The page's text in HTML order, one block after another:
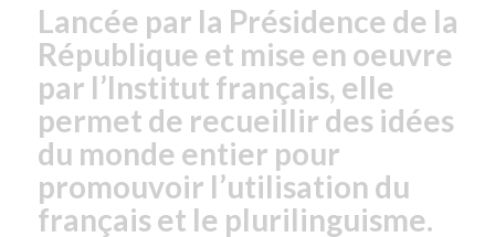
Lancée par la Présidence de la
République et mise en oeuvre
par l’Institut français, elle
permet de recueillir des idées
du monde entier pour
promouvoir l’utilisation du
français et le plurilinguisme.